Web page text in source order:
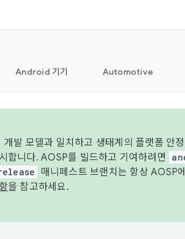
Android 기기 Automotive
발 모델과 일치하고 생태계의 플랫폼 안
합니다. AOSP를 빌드하고 기여하려면
매니페스트 브랜치는 항상 AOSP
을 참고하세요.